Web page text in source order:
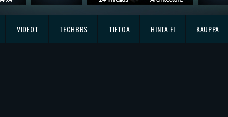
VIDEOT TECHBBS TIETOA HINTA.FI KAUPPA